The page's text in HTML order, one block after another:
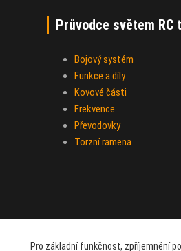
Průvodce světem RC
Bojový systém
Funkce a díly
Kovové části
Frekvence
Převodovky
Torzní ramena
Pro základní funkčnost, zpříjemnění